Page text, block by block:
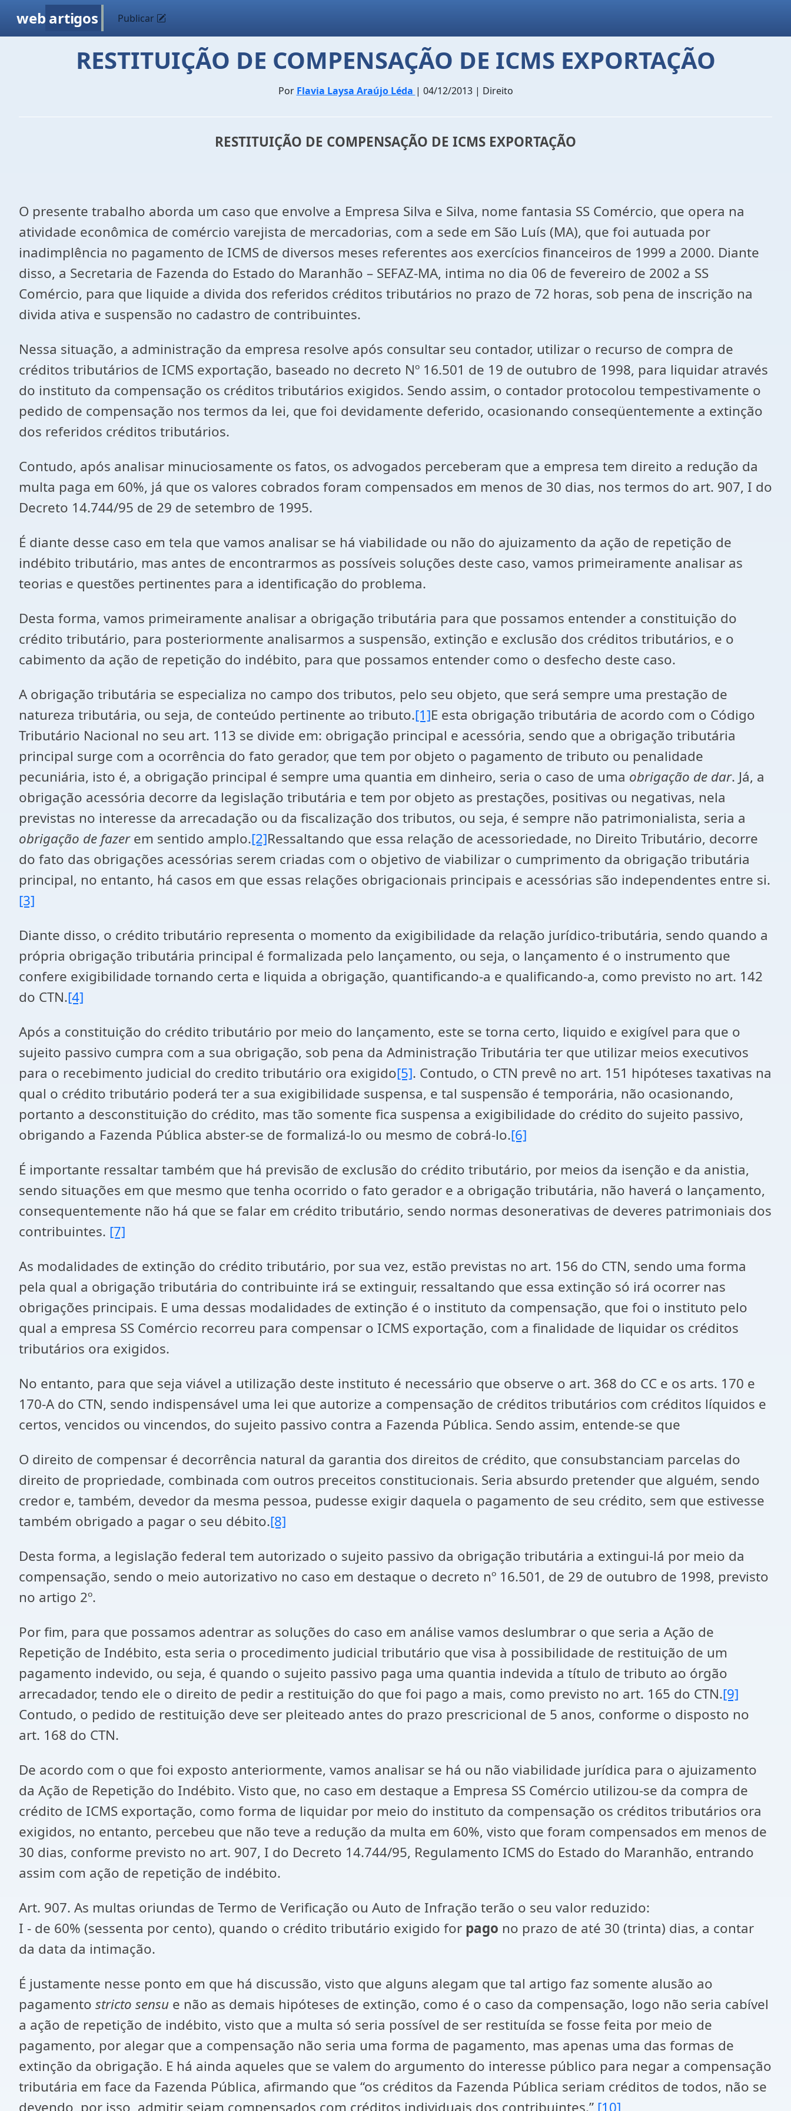
web artigos Publicar
RESTITUIÇÃO DE COMPENSAÇÃO DE ICMS EXPORTAÇÃO
Por Flavia Laysa Araújo Léda | 04/12/2013 | Direito
RESTITUIÇÃO DE COMPENSAÇÃO DE ICMS EXPORTAÇÃO
O presente trabalho aborda um caso que envolve a Empresa Silva e Silva, nome fantasia SS Comércio, que opera na
atividade econômica de comércio varejista de mercadorias, com a sede em São Luís (MA), que foi autuada por
inadimplência no pagamento de ICMS de diversos meses referentes aos exercícios financeiros de 1999 a 2000. Diante
disso, a Secretaria de Fazenda do Estado do Maranhão – SEFAZ-MA, intima no dia 06 de fevereiro de 2002 a SS
Comércio, para que liquide a divida dos referidos créditos tributários no prazo de 72 horas, sob pena de inscrição na
divida ativa e suspensão no cadastro de contribuintes.
Nessa situação, a administração da empresa resolve após consultar seu contador, utilizar o recurso de compra de
créditos tributários de ICMS exportação, baseado no decreto Nº 16.501 de 19 de outubro de 1998, para liquidar através
do instituto da compensação os créditos tributários exigidos. Sendo assim, o contador protocolou tempestivamente o
pedido de compensação nos termos da lei, que foi devidamente deferido, ocasionando conseqüentemente a extinção
dos referidos créditos tributários.
Contudo, após analisar minuciosamente os fatos, os advogados perceberam que a empresa tem direito a redução da
multa paga em 60%, já que os valores cobrados foram compensados em menos de 30 dias, nos termos do art. 907, I do
Decreto 14.744/95 de 29 de setembro de 1995.
É diante desse caso em tela que vamos analisar se há viabilidade ou não do ajuizamento da ação de repetição de
indébito tributário, mas antes de encontrarmos as possíveis soluções deste caso, vamos primeiramente analisar as
teorias e questões pertinentes para a identificação do problema.
Desta forma, vamos primeiramente analisar a obrigação tributária para que possamos entender a constituição do
crédito tributário, para posteriormente analisarmos a suspensão, extinção e exclusão dos créditos tributários, e o
cabimento da ação de repetição do indébito, para que possamos entender como o desfecho deste caso.
A obrigação tributária se especializa no campo dos tributos, pelo seu objeto, que será sempre uma prestação de
natureza tributária, ou seja, de conteúdo pertinente ao tributo.[1]E esta obrigação tributária de acordo com o Código
Tributário Nacional no seu art. 113 se divide em: obrigação principal e acessória, sendo que a obrigação tributária
principal surge com a ocorrência do fato gerador, que tem por objeto o pagamento de tributo ou penalidade
pecuniária, isto é, a obrigação principal é sempre uma quantia em dinheiro, seria o caso de uma obrigação de dar. Já, a
obrigação acessória decorre da legislação tributária e tem por objeto as prestações, positivas ou negativas, nela
previstas no interesse da arrecadação ou da fiscalização dos tributos, ou seja, é sempre não patrimonialista, seria a
obrigação de fazerem sentido amplo.[2]Ressaltando que essa relação de acessoriedade, no Direito Tributário, decorre
do fato das obrigações acessórias serem criadas com o objetivo de viabilizar o cumprimento da obrigação tributária
principal, no entanto, há casos em que essas relações obrigacionais principais e acessórias são independentes entre si.
[3]
Diante disso, o crédito tributário representa o momento da exigibilidade da relação jurídico-tributária, sendo quando a
própria obrigação tributária principal é formalizada pelo lançamento, ou seja, o lançamento é o instrumento que
confere exigibilidade tornando certa e liquida a obrigação, quantificando-a e qualificando-a, como previsto no art. 142
do CTN.[4]
Após a constituição do crédito tributário por meio do lançamento, este se torna certo, liquido e exigível para que o
sujeito passivo cumpra com a sua obrigação, sob pena da Administração Tributária ter que utilizar meios executivos
para o recebimento judicial do credito tributário ora exigido[5]. Contudo, o CTN prevê no art. 151 hipóteses taxativas na
qual o crédito tributário poderá ter a sua exigibilidade suspensa, e tal suspensão é temporária, não ocasionando,
portanto a desconstituição do crédito, mas tão somente fica suspensa a exigibilidade do crédito do sujeito passivo,
obrigando a Fazenda Pública abster-se de formalizá-lo ou mesmo de cobrá-lo.[6]
É importante ressaltar também que há previsão de exclusão do crédito tributário, por meios da isenção e da anistia,
sendo situações em que mesmo que tenha ocorrido o fato gerador e a obrigação tributária, não haverá o lançamento,
consequentemente não há que se falar em crédito tributário, sendo normas desonerativas de deveres patrimoniais dos
contribuintes. [7]
As modalidades de extinção do crédito tributário, por sua vez, estão previstas no art. 156 do CTN, sendo uma forma
pela qual a obrigação tributária do contribuinte irá se extinguir, ressaltando que essa extinção só irá ocorrer nas
obrigações principais. E uma dessas modalidades de extinção é o instituto da compensação, que foi o instituto pelo
qual a empresa SS Comércio recorreu para compensar o ICMS exportação, com a finalidade de liquidar os créditos
tributários ora exigidos.
No entanto, para que seja viável a utilização deste instituto é necessário que observe o art. 368 do CC e os arts. 170 e
170-A do CTN, sendo indispensável uma lei que autorize a compensação de créditos tributários com créditos líquidos e
certos, vencidos ou vincendos, do sujeito passivo contra a Fazenda Pública. Sendo assim, entende-se que
O direito de compensar é decorrência natural da garantia dos direitos de crédito, que consubstanciam parcelas do
direito de propriedade, combinada com outros preceitos constitucionais. Seria absurdo pretender que alguém, sendo
credor e, também, devedor da mesma pessoa, pudesse exigir daquela o pagamento de seu crédito, sem que estivesse
também obrigado a pagar o seu débito.[8]
Desta forma, a legislação federal tem autorizado o sujeito passivo da obrigação tributária a extingui-lá por meio da
compensação, sendo o meio autorizativo no caso em destaque o decreto nº 16.501, de 29 de outubro de 1998, previsto
no artigo 2º.
Por fim, para que possamos adentrar as soluções do caso em análise vamos deslumbrar o que seria a Ação de
Repetição de Indébito, esta seria o procedimento judicial tributário que visa à possibilidade de restituição de um
pagamento indevido, ou seja, é quando o sujeito passivo paga uma quantia indevida a título de tributo ao órgão
arrecadador, tendo ele o direito de pedir a restituição do que foi pago a mais, como previsto no art. 165 do CTN.[9]
Contudo, o pedido de restituição deve ser pleiteado antes do prazo prescricional de 5 anos, conforme o disposto no
art. 168 do CTN.
De acordo com o que foi exposto anteriormente, vamos analisar se há ou não viabilidade jurídica para o ajuizamento
da Ação de Repetição do Indébito. Visto que, no caso em destaque a Empresa SS Comércio utilizou-se da compra de
crédito de ICMS exportação, como forma de liquidar por meio do instituto da compensação os créditos tributários ora
exigidos, no entanto, percebeu que não teve a redução da multa em 60%, visto que foram compensados em menos de
30 dias, conforme previsto no art. 907, I do Decreto 14.744/95, Regulamento ICMS do Estado do Maranhão, entrando
assim com ação de repetição de indébito.
Art. 907. As multas oriundas de Termo de Verificação ou Auto de Infração terão o seu valor reduzido:
I - de 60% (sessenta por cento), quando o crédito tributário exigido for pago no prazo de até 30 (trinta) dias, a contar
da data da intimação.
É justamente nesse ponto em que há discussão, visto que alguns alegam que tal artigo faz somente alusão ao
pagamento stricto sensu e não as demais hipóteses de extinção, como é o caso da compensação, logo não seria cabível
a ação de repetição de indébito, visto que a multa só seria possível de ser restituída se fosse feita por meio de
pagamento, por alegar que a compensação não seria uma forma de pagamento, mas apenas uma das formas de
extinção da obrigação. E há ainda aqueles que se valem do argumento do interesse público para negar a compensação
tributária em face da Fazenda Pública, afirmando que “os créditos da Fazenda Pública seriam créditos de todos, não se
devendo, por isso, admitir sejam compensados com créditos individuais dos contribuintes.” [10]